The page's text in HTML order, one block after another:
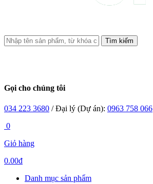
Tìm kiếm
Gọi cho chúng tôi
034 223 3680 / Đại lý (Dự án): 0963 758 066
0
Giỏ hàng
0.00đ
Danh mục sản phẩm